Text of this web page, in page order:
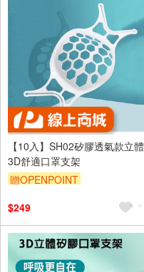
【10入】SH02矽膠透氣款立體
3D舒適口罩支架
贈OPENPOINT
$249